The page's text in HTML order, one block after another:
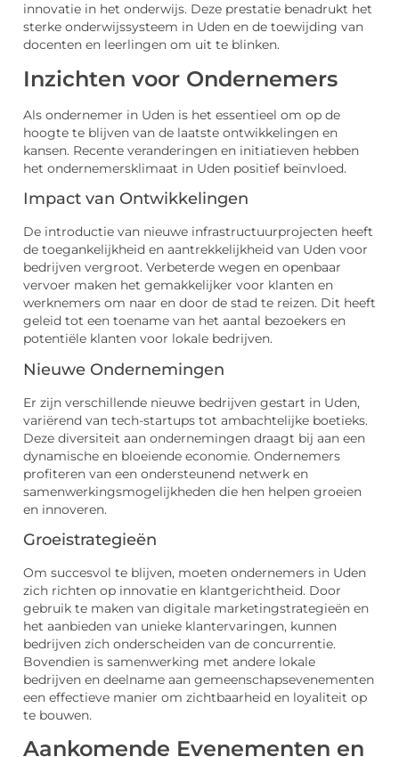
innovatie in het onderwijs. Deze prestatie benadrukt het
sterke onderwijssysteem in Uden en de toewijding van
docenten en leerlingen om uit te blinken.
Inzichten voor Ondernemers
Als ondernemer in Uden is het essentieel om op de
hoogte te blijven van de laatste ontwikkelingen en
kansen. Recente veranderingen en initiatieven hebben
het ondernemersklimaat in Uden positief beïnvloed.
Impact van Ontwikkelingen
De introductie van nieuwe infrastructuurprojecten heeft
de toegankelijkheid en aantrekkelijkheid van Uden voor
bedrijven vergroot. Verbeterde wegen en openbaar
vervoer maken het gemakkelijker voor klanten en
werknemers om naar en door de stad te reizen. Dit heeft
geleid tot een toename van het aantal bezoekers en
potentiële klanten voor lokale bedrijven.
Nieuwe Ondernemingen
Er zijn verschillende nieuwe bedrijven gestart in Uden,
variërend van tech-startups tot ambachtelijke boetieks.
Deze diversiteit aan ondernemingen draagt bij aan een
dynamische en bloeiende economie. Ondernemers
profiteren van een ondersteunend netwerk en
samenwerkingsmogelijkheden die hen helpen groeien
en innoveren.
Groeistrategieën
Om succesvol te blijven, moeten ondernemers in Uden
zich richten op innovatie en klantgerichtheid. Door
gebruik te maken van digitale marketingstrategieën en
het aanbieden van unieke klantervaringen, kunnen
bedrijven zich onderscheiden van de concurrentie.
Bovendien is samenwerking met andere lokale
bedrijven en deelname aan gemeenschapsevenementen
een effectieve manier om zichtbaarheid en loyaliteit op
te bouwen.
Aankomende Evenementen en